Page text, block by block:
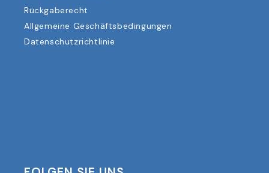
Rückgaberecht
Allgemeine Geschäftsbedingungen
Datenschutzrichtlinie